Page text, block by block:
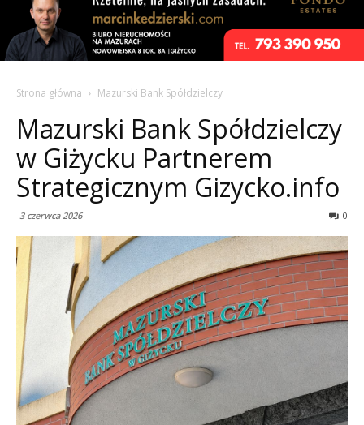
Strona główna Mazurski Bank Spółdzielczy
Mazurski Bank Spółdzielczy
w Giżycku Partnerem
Strategicznym Gizycko.info
3 czerwca 2026 0